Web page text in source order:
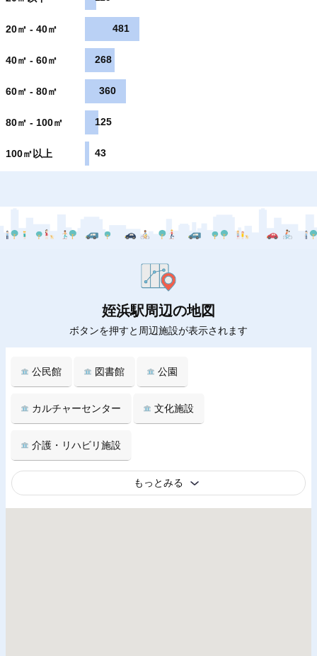
20㎡ - 40㎡ 481
40㎡ - 60㎡ 268
60㎡ - 80㎡ 360
80㎡ - 100㎡ 125
100㎡以上 43
姪浜駅周辺の地図
ボタンを押すと周辺施設が表示されます
公民館 図書館 公園
カルチャーセンター 文化施設
介護・リハビリ施設
もっとみる